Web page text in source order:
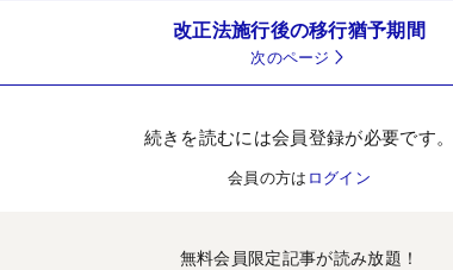
改正法施行後の移行猶予期間
次のページ
続きを読むには会員登録が必要です。
会員の方は ログイン
無料会員限定記事が読み放題！